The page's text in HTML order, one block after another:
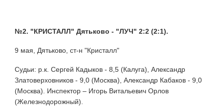
№2. "КРИСТАЛЛ" Дятьково - "ЛУЧ" 2:2 (2:1).
9 мая, Дятьково, ст-н "Кристалл"
Судьи: р.к. Сергей Кадыков - 8,5 (Калуга), Александр
Златоверховников - 9,0 (Москва), Александр Кабаков - 9,0
(Москва). Инспектор – Игорь Витальевич Орлов
(Железнодорожный).